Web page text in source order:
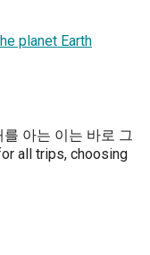
planet Earth
아는 이는 바로 그
all trips, choosing